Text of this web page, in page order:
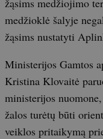
medžioklė šalyje
žąsims nustatyti
Ministerijos Gamtos
Kristina Klovaitė
ministerijos
žalos turėtų būti
veiklos pritaikymą